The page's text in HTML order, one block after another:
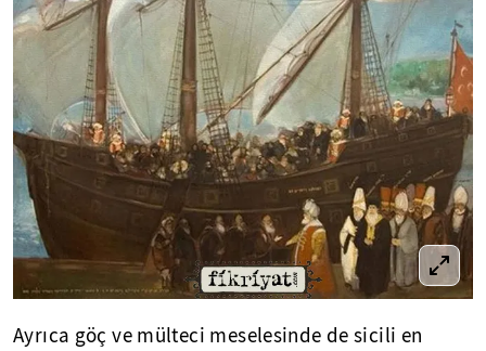
Ayrıca göç ve mülteci meselesinde de sicili en